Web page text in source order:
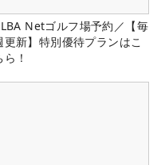
Netゴルフ場予約／【毎
更新】特別優待プランはこ
ら！